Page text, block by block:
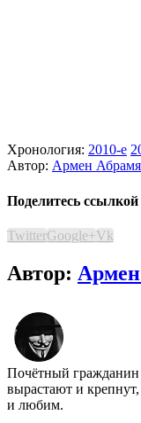
Хронология: 2010-е
Автор: Армен
Поделитесь
TwitterGoogle+Vk
Автор:
Почётный гражданин
вырастают и
и любим.